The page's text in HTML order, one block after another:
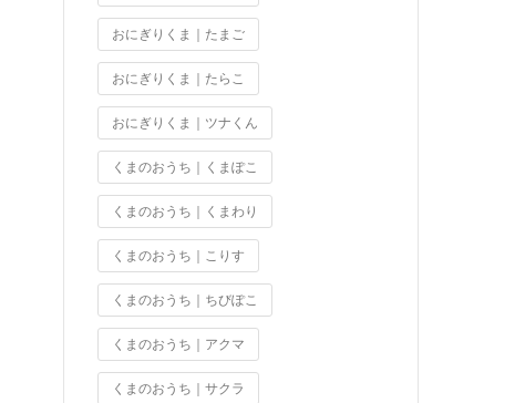
おにぎりくま｜たまご
おにぎりくま｜たらこ
おにぎりくま｜ツナくん
くまのおうち｜くまぽこ
くまのおうち｜くまわり
くまのおうち｜こりす
くまのおうち｜ちびぽこ
くまのおうち｜アクマ
くまのおうち｜サクラ